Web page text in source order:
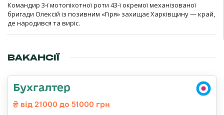
Командир 3-ї мотопіхотної роти 43-ї окремої механізованої
бригади Олексій із позивним «Гіря» захищає Харківщину — край,
де народився та виріс.
ВАКАНСІЇ
Бухгалтер
від 21000 до 51000 грн